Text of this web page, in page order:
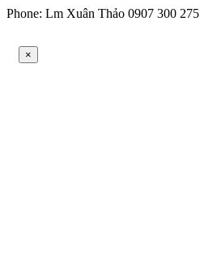
Phone: Lm Xuân Thảo 0907 300 275
×